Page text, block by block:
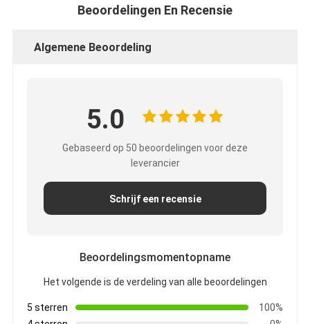
Beoordelingen En Recensie
Algemene Beoordeling
5.0
Gebaseerd op 50 beoordelingen voor deze
leverancier
Schrijf een recensie
Beoordelingsmomentopname
Het volgende is de verdeling van alle beoordelingen
5 sterren
100%